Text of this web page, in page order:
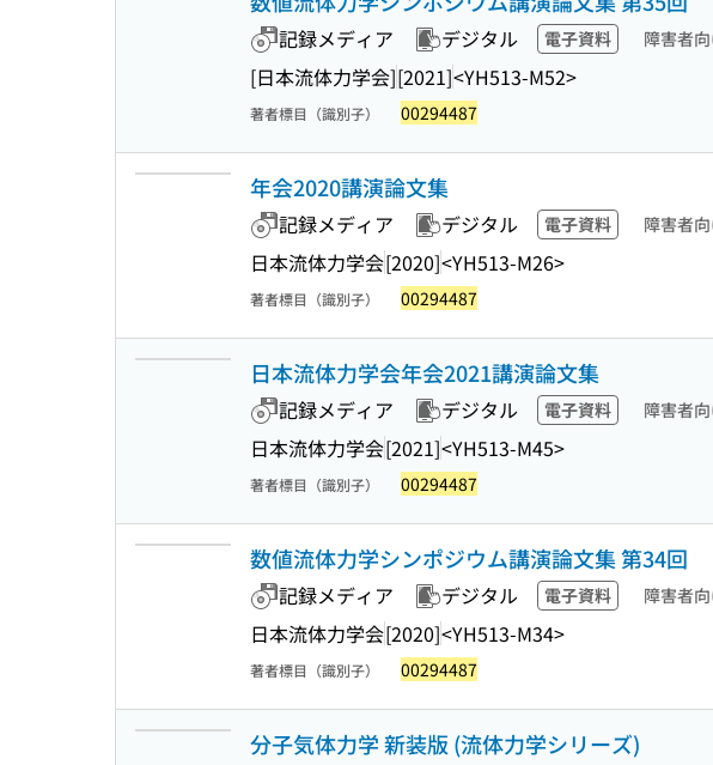
記録メディア デジタル 電子資料 障害者
[日本流体力学会][2021]<YH513-M52>
著者標目（識別子） 00294487
年会2020講演論文集
記録メディア デジタル 電子資料 障害者
日本流体力学会[2020]<YH513-M26>
著者標目（識別子） 00294487
日本流体力学会年会2021講演論文集
記録メディア デジタル 電子資料 障害者
日本流体力学会[2021]<YH513-M45>
著者標目（識別子） 00294487
数値流体力学シンポジウム講演論文集 第34回
記録メディア デジタル 電子資料 障害者
日本流体力学会[2020]<YH513-M34>
著者標目（識別子） 00294487
分子気体力学 新装版 (流体力学シリーズ)